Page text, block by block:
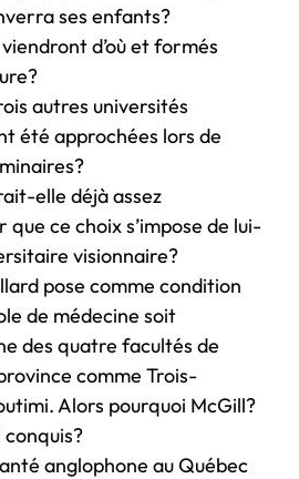
ses enfants?
d’où et formés
autres universités
été approchées lors de
elle déjà assez
que ce choix s’impose de lui-
visionnaire?
pose comme condition
de médecine soit
des quatre facultés de
comme Trois-
Alors pourquoi McGill?
conquis?
anglophone au Québec